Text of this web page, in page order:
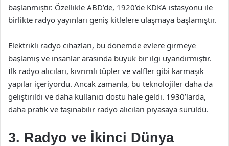
başlanmıştır. Özellikle ABD’de, 1920’de KDKA istasyonu ile
birlikte radyo yayınları geniş kitlelere ulaşmaya başlamıştır.
Elektrikli radyo cihazları, bu dönemde evlere girmeye
başlamış ve insanlar arasında büyük bir ilgi uyandırmıştır.
İlk radyo alıcıları, kıvrımlı tüpler ve valfler gibi karmaşık
yapılar içeriyordu. Ancak zamanla, bu teknolojiler daha da
geliştirildi ve daha kullanıcı dostu hale geldi. 1930’larda,
daha pratik ve taşınabilir radyo alıcıları piyasaya sürüldü.
3. Radyo ve İkinci Dünya